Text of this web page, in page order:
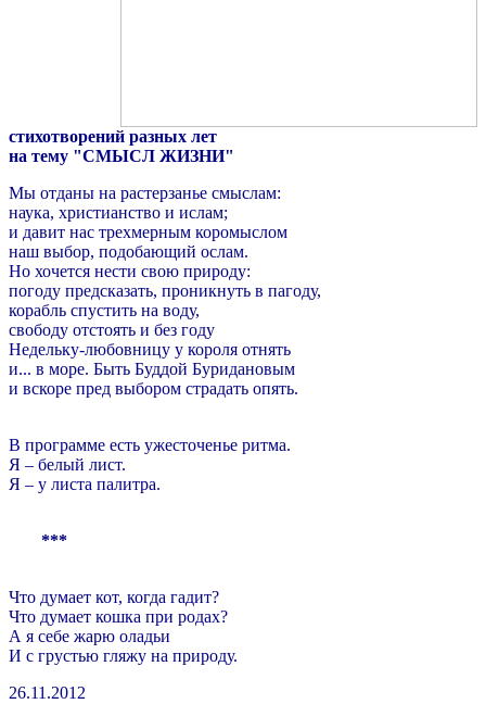
стихотворений разных лет
на тему "СМЫСЛ ЖИЗНИ"
Мы отданы на растерзанье смыслам:
наука, христианство и ислам;
и давит нас трехмерным коромыслом
наш выбор, подобающий ослам.
Но хочется нести свою природу:
погоду предсказать, проникнуть в пагоду,
корабль спустить на воду,
свободу отстоять и без году
Недельку-любовницу у короля отнять
и... в море. Быть Буддой Буридановым
и вскоре пред выбором страдать опять.
В программе есть ужесточенье ритма.
Я – белый лист.
Я – у листа палитра.
***
Что думает кот, когда гадит?
Что думает кошка при родах?
А я себе жарю оладьи
И с грустью гляжу на природу.
26.11.2012